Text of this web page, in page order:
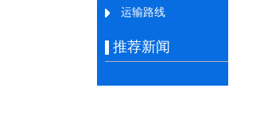
运输路线
推荐新闻